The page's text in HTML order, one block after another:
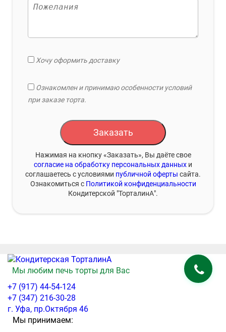
Хочу оформить доставку
Ознакомлен и принимаю особенности условий
при заказе торта.
Заказать
Нажимая на кнопку «Заказать», Вы даёте свое
согласие на обработку персональных данных и
соглашаетесь с условиями публичной оферты сайта.
Ознакомиться с Политикой конфиденциальности
Кондитерской "ТорталинА".
Мы любим печь торты для Вас
+7 (917) 44-54-124
+7 (347) 216-30-28
г. Уфа, пр.Октября 46
Мы принимаем: